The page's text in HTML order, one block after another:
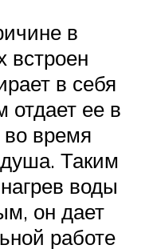
в
встроен
в себя
отдает ее в
время
Таким
воды
он дает
работе